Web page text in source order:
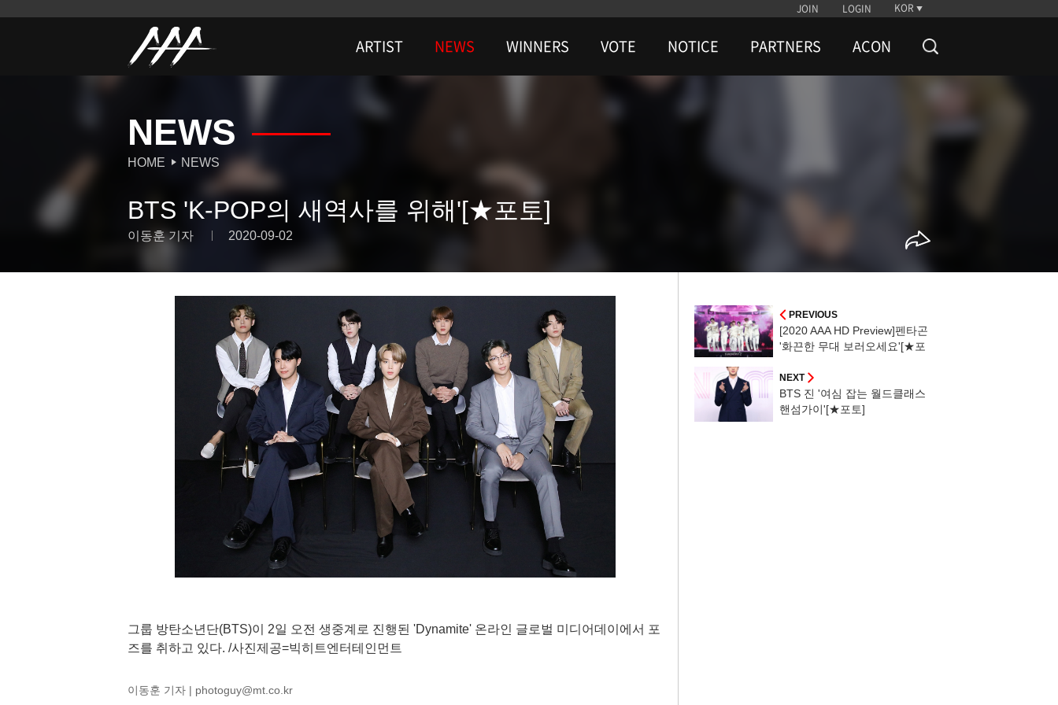
JOIN LOGIN KOR
ARTIST NEWS WINNERS VOTE NOTICE PARTNERS ACON
NEWS
HOME NEWS
BTS 'K-POP의 새역사를 위해'[★포토]
이동훈 기자 2020-09-02
그룹 방탄소년단(BTS)이 2일 오전 생중계로 진행된 'Dynamite' 온라인 글로벌 미디어데이에서 포
즈를 취하고 있다. /사진제공=빅히트엔터테인먼트
이동훈 기자 | photoguy@mt.co.kr
PREVIOUS
[2020 AAA HD Preview]펜타곤
'화끈한 무대 보러오세요'[★포
NEXT
BTS 진 '여심 잡는 월드클래스
핸섬가이'[★포토]